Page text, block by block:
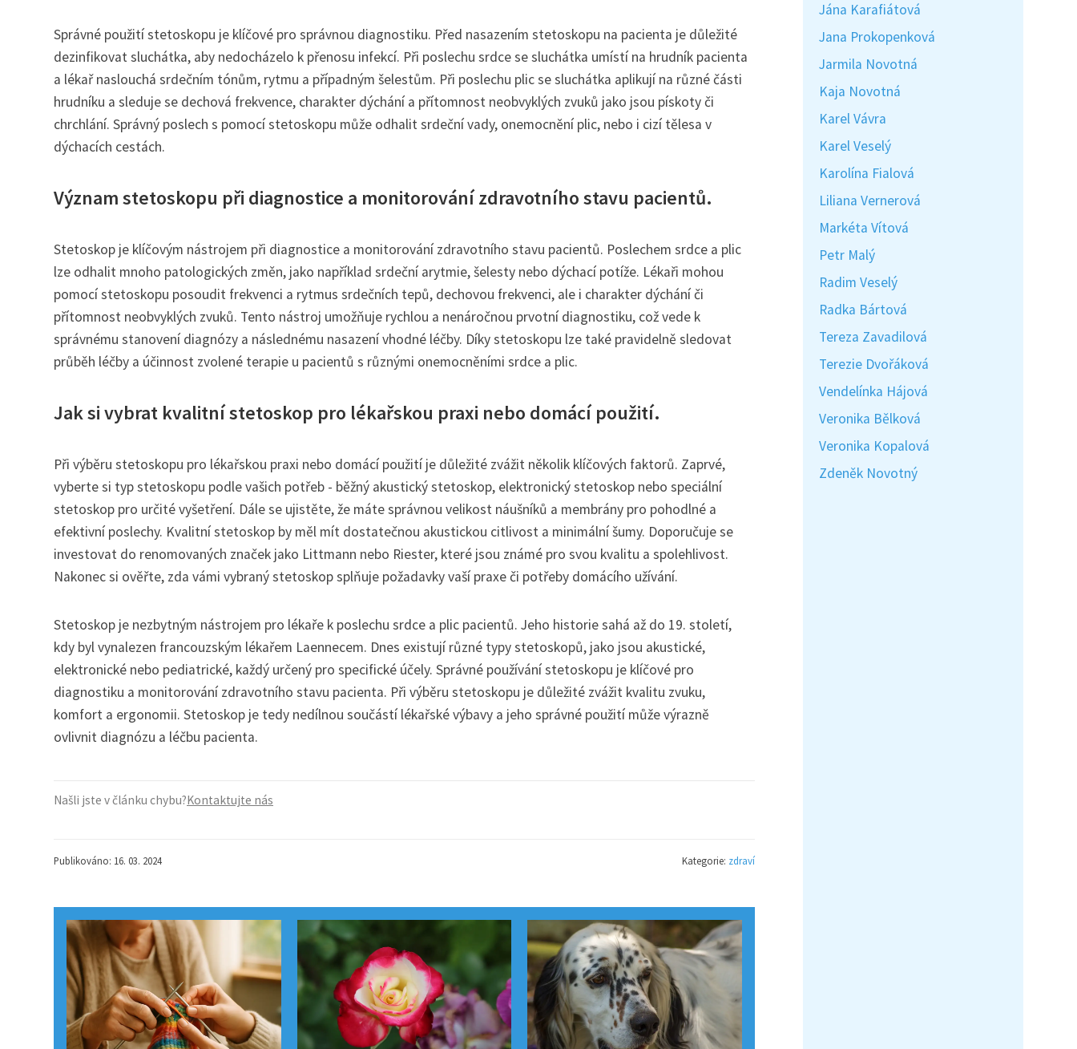
Správné použití stetoskopu je klíčové pro správnou diagnostiku. Před nasazením stetoskopu na pacienta je důležité
dezinfikovat sluchátka, aby nedocházelo k přenosu infekcí. Při poslechu srdce se sluchátka umístí na hrudník pacienta
a lékař naslouchá srdečním tónům, rytmu a případným šelestům. Při poslechu plic se sluchátka aplikují na různé části
hrudníku a sleduje se dechová frekvence, charakter dýchání a přítomnost neobvyklých zvuků jako jsou pískoty či
chrchlání. Správný poslech s pomocí stetoskopu může odhalit srdeční vady, onemocnění plic, nebo i cizí tělesa v
dýchacích cestách.
Význam stetoskopu při diagnostice a monitorování zdravotního stavu pacientů.
Stetoskop je klíčovým nástrojem při diagnostice a monitorování zdravotního stavu pacientů. Poslechem srdce a plic
lze odhalit mnoho patologických změn, jako například srdeční arytmie, šelesty nebo dýchací potíže. Lékaři mohou
pomocí stetoskopu posoudit frekvenci a rytmus srdečních tepů, dechovou frekvenci, ale i charakter dýchání či
přítomnost neobvyklých zvuků. Tento nástroj umožňuje rychlou a nenáročnou prvotní diagnostiku, což vede k
správnému stanovení diagnózy a následnému nasazení vhodné léčby. Díky stetoskopu lze také pravidelně sledovat
průběh léčby a účinnost zvolené terapie u pacientů s různými onemocněními srdce a plic.
Jak si vybrat kvalitní stetoskop pro lékařskou praxi nebo domácí použití.
Při výběru stetoskopu pro lékařskou praxi nebo domácí použití je důležité zvážit několik klíčových faktorů. Zaprvé,
vyberte si typ stetoskopu podle vašich potřeb - běžný akustický stetoskop, elektronický stetoskop nebo speciální
stetoskop pro určité vyšetření. Dále se ujistěte, že máte správnou velikost náušníků a membrány pro pohodlné a
efektivní poslechy. Kvalitní stetoskop by měl mít dostatečnou akustickou citlivost a minimální šumy. Doporučuje se
investovat do renomovaných značek jako Littmann nebo Riester, které jsou známé pro svou kvalitu a spolehlivost.
Nakonec si ověřte, zda vámi vybraný stetoskop splňuje požadavky vaší praxe či potřeby domácího užívání.
Stetoskop je nezbytným nástrojem pro lékaře k poslechu srdce a plic pacientů. Jeho historie sahá až do 19. století,
kdy byl vynalezen francouzským lékařem Laennecem. Dnes existují různé typy stetoskopů, jako jsou akustické,
elektronické nebo pediatrické, každý určený pro specifické účely. Správné používání stetoskopu je klíčové pro
diagnostiku a monitorování zdravotního stavu pacienta. Při výběru stetoskopu je důležité zvážit kvalitu zvuku,
komfort a ergonomii. Stetoskop je tedy nedílnou součástí lékařské výbavy a jeho správné použití může výrazně
ovlivnit diagnózu a léčbu pacienta.
Našli jste v článku chybu?Kontaktujte nás
Publikováno: 16. 03. 2024 Kategorie: zdraví
Jána Karafiátová
Jana Prokopenková
Jarmila Novotná
Kaja Novotná
Karel Vávra
Karel Veselý
Karolína Fialová
Liliana Vernerová
Markéta Vítová
Petr Malý
Radim Veselý
Radka Bártová
Tereza Zavadilová
Terezie Dvořáková
Vendelínka Hájová
Veronika Bělková
Veronika Kopalová
Zdeněk Novotný